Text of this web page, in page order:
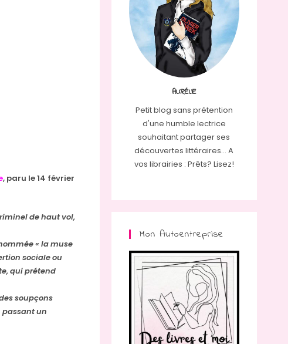
, paru le 14 février
de haut vol,
« la muse
sociale ou
qui prétend
soupçons
passant un
AURÉLIE
Petit blog sans prétention
d'une humble lectrice
souhaitant partager ses
découvertes littéraires... A
vos librairies : Prêts? Lisez!
Mon Autoentreprise